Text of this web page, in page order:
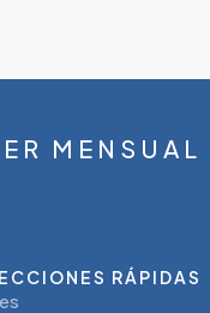
MENSUAL
RÁPIDAS